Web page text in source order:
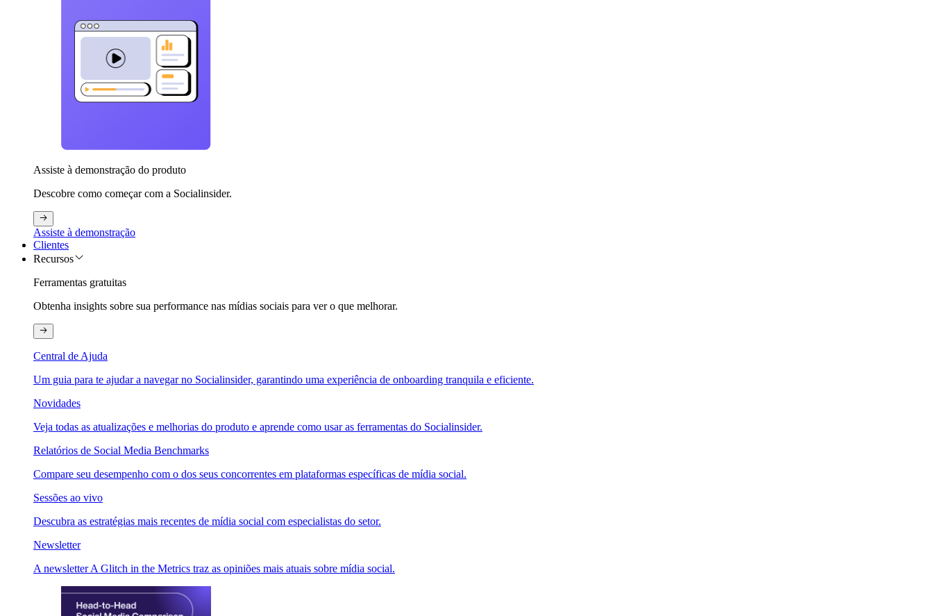
Assiste à demonstração do produto
Descobre como começar com a Socialinsider.
Assiste à demonstração
Clientes
Recursos
Ferramentas gratuitas
Obtenha insights sobre sua performance nas mídias sociais para ver o que melhorar.
Central de Ajuda
Um guia para te ajudar a navegar no Socialinsider, garantindo uma experiência de onboarding tranquila e eficiente.
Novidades
Veja todas as atualizações e melhorias do produto e aprende como usar as ferramentas do Socialinsider.
Relatórios de Social Media Benchmarks
Compare seu desempenho com o dos seus concorrentes em plataformas específicas de mídia social.
Sessões ao vivo
Descubra as estratégias mais recentes de mídia social com especialistas do setor.
Newsletter
A newsletter A Glitch in the Metrics traz as opiniões mais atuais sobre mídia social.